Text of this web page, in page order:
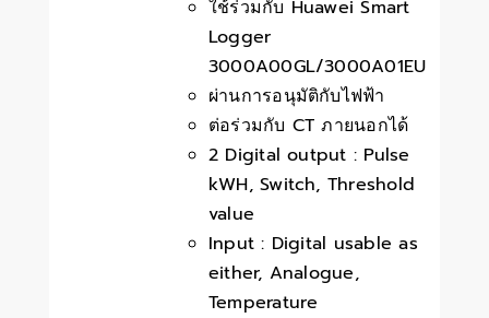
ใช้ร่วมกับ Huawei Smart
Logger
3000A00GL/3000A01EU
ผ่านการอนุมัติกับไฟฟ้า
ต่อร่วมกับ CT ภายนอกได้
2 Digital output : Pulse
kWH, Switch, Threshold
value
Input : Digital usable as
either, Analogue,
Temperature